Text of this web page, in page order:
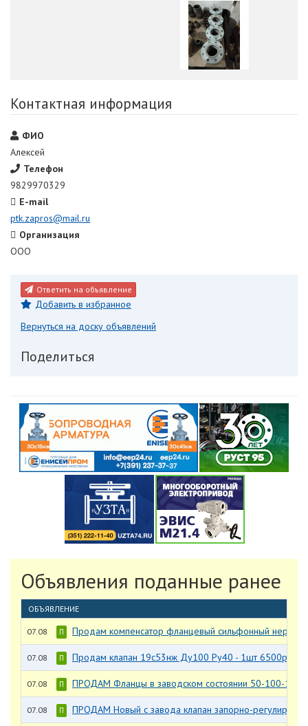
Контактная информация
ФИО
Алексей
Телефон
9829970329
E-mail
ptk.zapros@mail.ru
Организация
ООО
Ответить на объявление
Добавить в избранное
Вернуться на доску объявлений
Поделиться
Объявления поданные ранее
ОБЪЯВЛЕНИЕ
07.08 П Продам компенсатор фланцевый сильфонный нерж
07.08 П Продам клапан 19с53нж Ду100 Ру40 - 1шт 6500р
07.08 П ПРОДАМ Фланцы в заводском состоянии 50-100-11-
07.08 П ПРОДАМ Новый с завода клапан запорно-